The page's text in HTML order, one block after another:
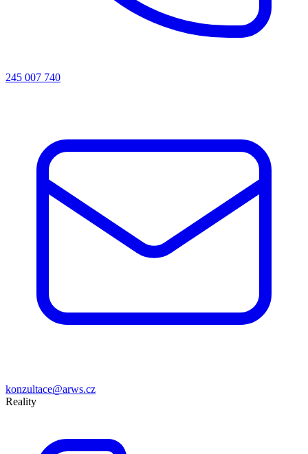
245 007 740
konzultace@arws.cz
Reality